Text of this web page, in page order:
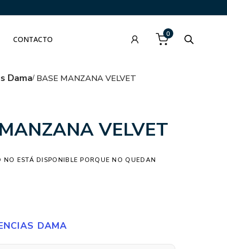
CONTACTO
0
Dama BASE MANZANA VELVET
VELVET
NO ESTÁ DISPONIBLE PORQUE NO QUEDAN
DAMA